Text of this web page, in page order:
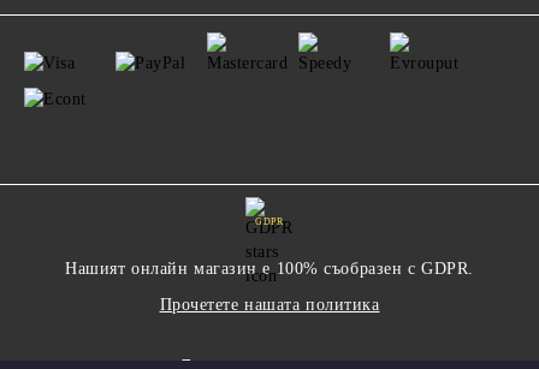
GDPR
Нашият онлайн магазин е 100% съобразен с GDPR.
Прочетете нашата политика